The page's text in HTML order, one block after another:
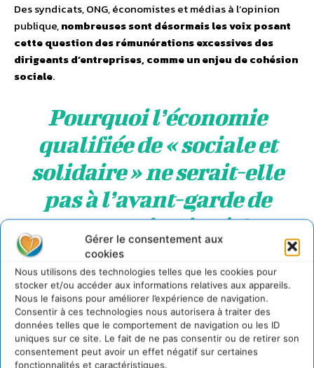
Gérer le consentement aux
cookies
Nous utilisons des technologies telles que les cookies pour
stocker et/ou accéder aux informations relatives aux appareils.
Nous le faisons pour améliorer l’expérience de navigation.
Consentir à ces technologies nous autorisera à traiter des
données telles que le comportement de navigation ou les ID
uniques sur ce site. Le fait de ne pas consentir ou de retirer son
consentement peut avoir un effet négatif sur certaines
fonctionnalités et caractéristiques.
Des syndicats, ONG, économistes et médias à l’opinion
publique,nombreuses sont désormais les voix posant
cette question des rémunérations excessives des
dirigeants d’entreprises, comme un enjeu de cohésion
sociale.
Pourquoi l’économie
qualifiée de « sociale et
solidaire » ne serait-elle
pas à l’avant-garde de
cette aspiration à la
justice sociale ?
« Alors même que la très grande majorité des femmes et
des hommes à la tête d’une organisation de l’ESS, sont très
loin de ces niveaux de rémunération : bien souvent, elles
et ils font mêmele choix volontariste de gagner moins,
pour agir plus équitablement et utilement.